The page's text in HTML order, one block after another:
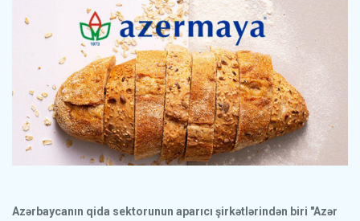
Azərbaycanın qida sektorunun aparıcı şirkətlərindən biri "Azər